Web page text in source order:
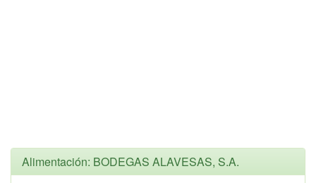
Alimentación: BODEGAS ALAVESAS, S.A.